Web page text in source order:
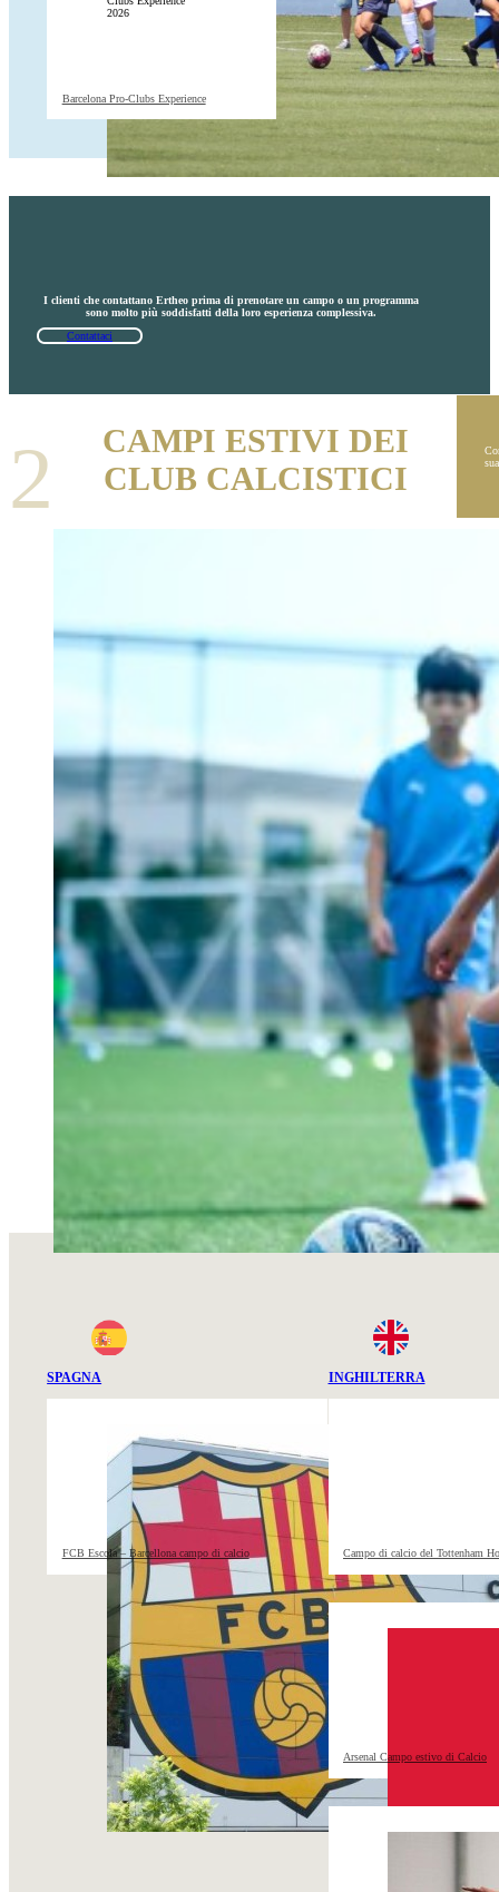
Barcelona Pro-Clubs Experience
I clienti che contattano Ertheo prima di prenotare un campo o un programma
sono molto più soddisfatti della loro esperienza complessiva.
Contattaci
2
CAMPI ESTIVI DEI
CLUB CALCISTICI
SPAGNA
FCB Escola – Barcellona campo di calcio
INGHILTERRA
Campo di calcio del Tottenham
Arsenal Campo estivo di Calcio